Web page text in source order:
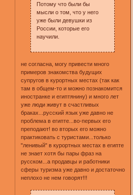
Потому что были бы
мысли о том, что у него
уже были девушки из
России, которые его
научили.
не согласна, могу привести много
примеров знакомства будущих
супругов в курортных местах (так как
там в общем-то и можно познакомится
иностранке и египтянину) и много лет
уже люди живут в счастливых
браках...русский язык уже давно не
проблема в египте...во-первых его
преподают! во вторых его можно
практиковать с туристами...только
"ленивый" в курортных местах в египте
не знает хотя бы пары фраз на
русском...а продавцы и работники
сферы туризма уже давно и достаточно
неплохо не нем говорят!!!